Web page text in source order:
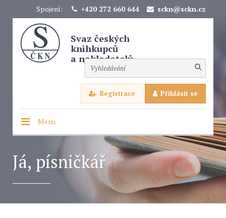
Spojení: +420 272 660 644 sckn@sckn.cz
Svaz českých
knihkupců
a nakladatelů
Registrace Přihlásit se
Menu
Já, písničkář